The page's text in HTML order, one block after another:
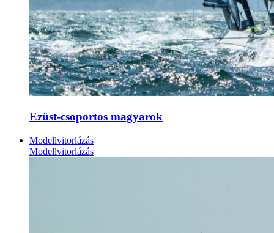
Ezüst-csoportos magyarok
Modellvitorlázás
Modellvitorlázás